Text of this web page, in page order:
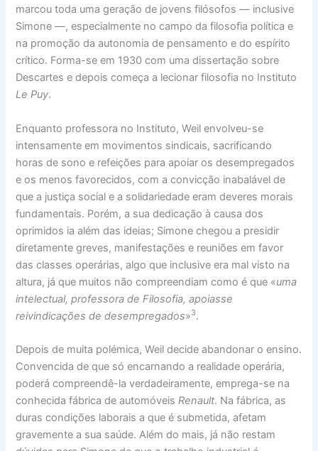
marcou toda uma geração de jovens filósofos — inclusive
Simone —, especialmente no campo da filosofia política e
na promoção da autonomia de pensamento e do espírito
crítico. Forma-se em 1930 com uma dissertação sobre
Descartes e depois começa a lecionar filosofia no Instituto
Le Puy.
Enquanto professora no Instituto, Weil envolveu-se
intensamente em movimentos sindicais, sacrificando
horas de sono e refeições para apoiar os desempregados
e os menos favorecidos, com a convicção inabalável de
que a justiça social e a solidariedade eram deveres morais
fundamentais. Porém, a sua dedicação à causa dos
oprimidos ia além das ideias; Simone chegou a presidir
diretamente greves, manifestações e reuniões em favor
das classes operárias, algo que inclusive era mal visto na
altura, já que muitos não compreendiam como é que «uma
intelectual, professora de Filosofia, apoiasse
reivindicações de desempregados»3.
Depois de muita polémica, Weil decide abandonar o ensino.
Convencida de que só encarnando a realidade operária,
poderá compreendê-la verdadeiramente, emprega-se na
conhecida fábrica de automóveisRenault. Na fábrica, as
duras condições laborais a que é submetida, afetam
gravemente a sua saúde. Além do mais, já não restam